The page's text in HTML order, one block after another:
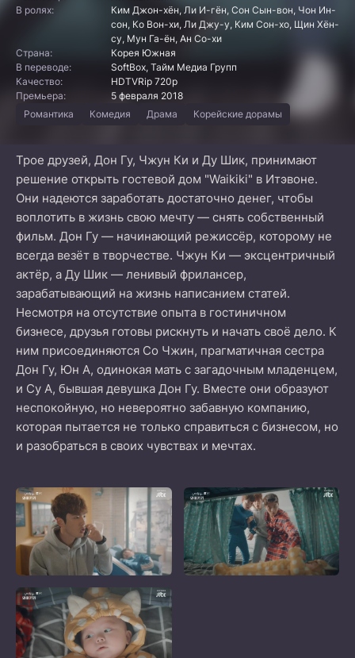
В ролях:
Ким Джон-хён, Ли И-гён, Сон Сын-вон, Чон Ин-
сон, Ко Вон-хи, Ли Джу-у, Ким Сон-хо, Щин Хён-
су, Мун Га-ён, Ан Со-хи
Страна:
Корея Южная
В переводе:
SoftBox, Тайм Медиа Групп
Качество:
HDTVRip 720p
Премьера:
5 февраля 2018
Романтика
Комедия Драма Корейские дорамы
Трое друзей, Дон Гу, Чжун Ки и Ду Шик, принимают
решение открыть гостевой дом "Waikiki" в Итэвоне.
Они надеются заработать достаточно денег, чтобы
воплотить в жизнь свою мечту — снять собственный
фильм. Дон Гу — начинающий режиссёр, которому не
всегда везёт в творчестве. Чжун Ки — эксцентричный
актёр, а Ду Шик — ленивый фрилансер,
зарабатывающий на жизнь написанием статей.
Несмотря на отсутствие опыта в гостиничном
бизнесе, друзья готовы рискнуть и начать своё дело. К
ним присоединяются Со Чжин, прагматичная сестра
Дон Гу, Юн А, одинокая мать с загадочным младенцем,
и Су А, бывшая девушка Дон Гу. Вместе они образуют
неспокойную, но невероятно забавную компанию,
которая пытается не только справиться с бизнесом, но
и разобраться в своих чувствах и мечтах.